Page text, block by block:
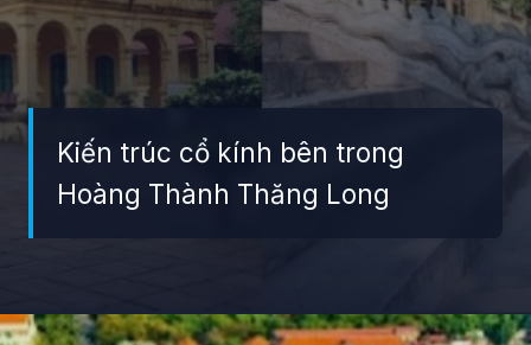
Kiến trúc cổ kính bên trong
Hoàng Thành Thăng Long